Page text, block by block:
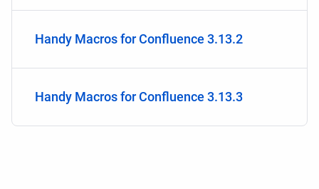
Handy Macros for Confluence 3.13.2
Handy Macros for Confluence 3.13.3